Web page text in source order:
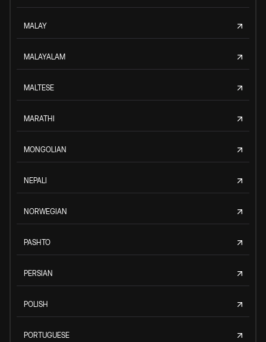
MALAY
MALAYALAM
MALTESE
MARATHI
MONGOLIAN
NEPALI
NORWEGIAN
PASHTO
PERSIAN
POLISH
PORTUGUESE